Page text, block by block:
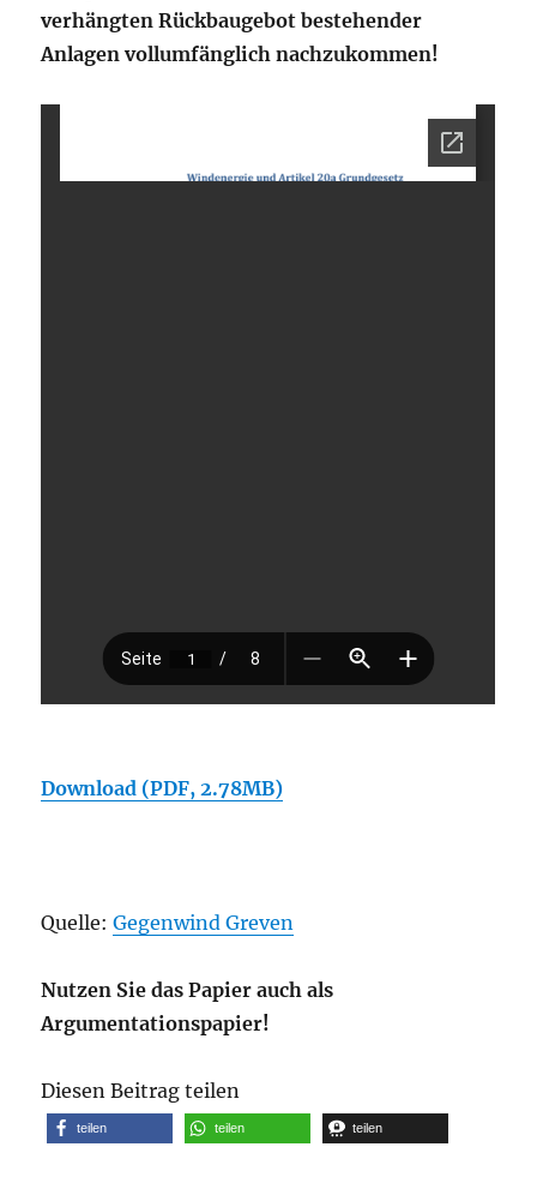
verhängten Rückbaugebot bestehender
Anlagen vollumfänglich nachzukommen!
Download (PDF, 2.78MB)
Quelle:Gegenwind Greven
Nutzen Sie das Papier auch als
Argumentationspapier!
Diesen Beitrag teilen
teilen teilen teilen